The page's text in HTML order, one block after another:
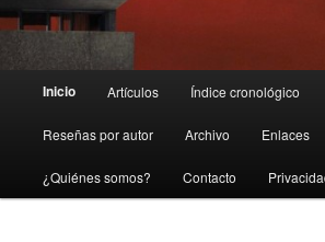
Inicio Artículos Índice cronológico
Reseñas por autor Archivo Enlaces
¿Quiénes somos? Contacto